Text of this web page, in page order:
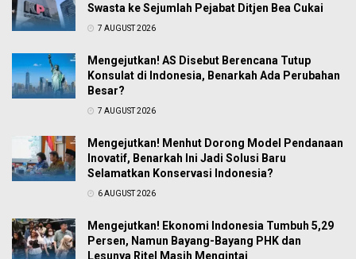
Swasta ke Sejumlah Pejabat Ditjen Bea Cukai
7 AUGUST 2026
Mengejutkan! AS Disebut Berencana Tutup
Konsulat di Indonesia, Benarkah Ada Perubahan
Besar?
7 AUGUST 2026
Mengejutkan! Menhut Dorong Model Pendanaan
Inovatif, Benarkah Ini Jadi Solusi Baru
Selamatkan Konservasi Indonesia?
6 AUGUST 2026
Mengejutkan! Ekonomi Indonesia Tumbuh 5,29
Persen, Namun Bayang-Bayang PHK dan
Lesunya Ritel Masih Mengintai